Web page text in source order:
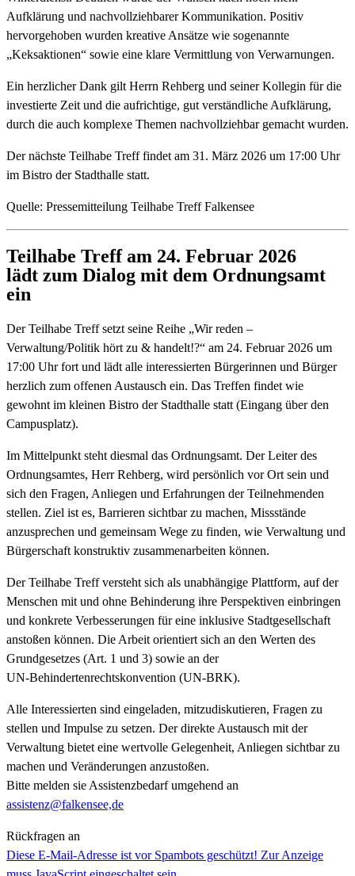
Aufklärung und nachvollziehbarer Kommunikation. Positiv
hervorgehoben wurden kreative Ansätze wie sogenannte
„Keksaktionen“ sowie eine klare Vermittlung von Verwarnungen.
Ein herzlicher Dank gilt Herrn Rehberg und seiner Kollegin für die
investierte Zeit und die aufrichtige, gut verständliche Aufklärung,
durch die auch komplexe Themen nachvollziehbar gemacht wurden.
Der nächste Teilhabe Treff findet am 31. März 2026 um 17:00 Uhr
im Bistro der Stadthalle statt.
Quelle: Pressemitteilung Teilhabe Treff Falkensee
Teilhabe Treff am 24. Februar 2026
lädt zum Dialog mit dem Ordnungsamt
ein
Der Teilhabe Treff setzt seine Reihe „Wir reden –
Verwaltung/Politik hört zu & handelt!?“ am 24. Februar 2026 um
17:00 Uhr fort und lädt alle interessierten Bürgerinnen und Bürger
herzlich zum offenen Austausch ein. Das Treffen findet wie
gewohnt im kleinen Bistro der Stadthalle statt (Eingang über den
Campusplatz).
Im Mittelpunkt steht diesmal das Ordnungsamt. Der Leiter des
Ordnungsamtes, Herr Rehberg, wird persönlich vor Ort sein und
sich den Fragen, Anliegen und Erfahrungen der Teilnehmenden
stellen. Ziel ist es, Barrieren sichtbar zu machen, Missstände
anzusprechen und gemeinsam Wege zu finden, wie Verwaltung und
Bürgerschaft konstruktiv zusammenarbeiten können.
Der Teilhabe Treff versteht sich als unabhängige Plattform, auf der
Menschen mit und ohne Behinderung ihre Perspektiven einbringen
und konkrete Verbesserungen für eine inklusive Stadtgesellschaft
anstoßen können. Die Arbeit orientiert sich an den Werten des
Grundgesetzes (Art. 1 und 3) sowie an der
UN‑Behindertenrechtskonvention (UN‑BRK).
Alle Interessierten sind eingeladen, mitzudiskutieren, Fragen zu
stellen und Impulse zu setzen. Der direkte Austausch mit der
Verwaltung bietet eine wertvolle Gelegenheit, Anliegen sichtbar zu
machen und Veränderungen anzustoßen.
Bitte melden sie Assistenzbedarf umgehend an
assistenz@falkensee,de
Rückfragen an
Diese E-Mail-Adresse ist vor Spambots geschützt! Zur Anzeige